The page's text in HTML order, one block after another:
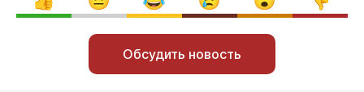
Обсудить новость